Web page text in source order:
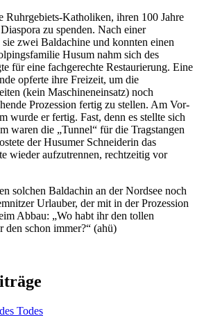
Ruhrgebiets-Katholiken, ihren 100 Jahre
zu spenden. Nach einer
zwei Baldachine und konnten einen
Husum nahm sich des
für eine fachgerechte Restaurierung. Eine
opferte ihre Freizeit, um die
(kein Maschineneinsatz) noch
Prozession fertig zu stellen. Am Vor-
wurde er fertig. Fast, denn es stellte sich
waren die „Tunnel“ für die Tragstangen
der Husumer Schneiderin das
wieder aufzutrennen, rechtzeitig vor
solchen Baldachin an der Nordsee noch
Urlauber, der mit in der Prozession
Abbau: „Wo habt ihr den tollen
den schon immer?“ (ahü)